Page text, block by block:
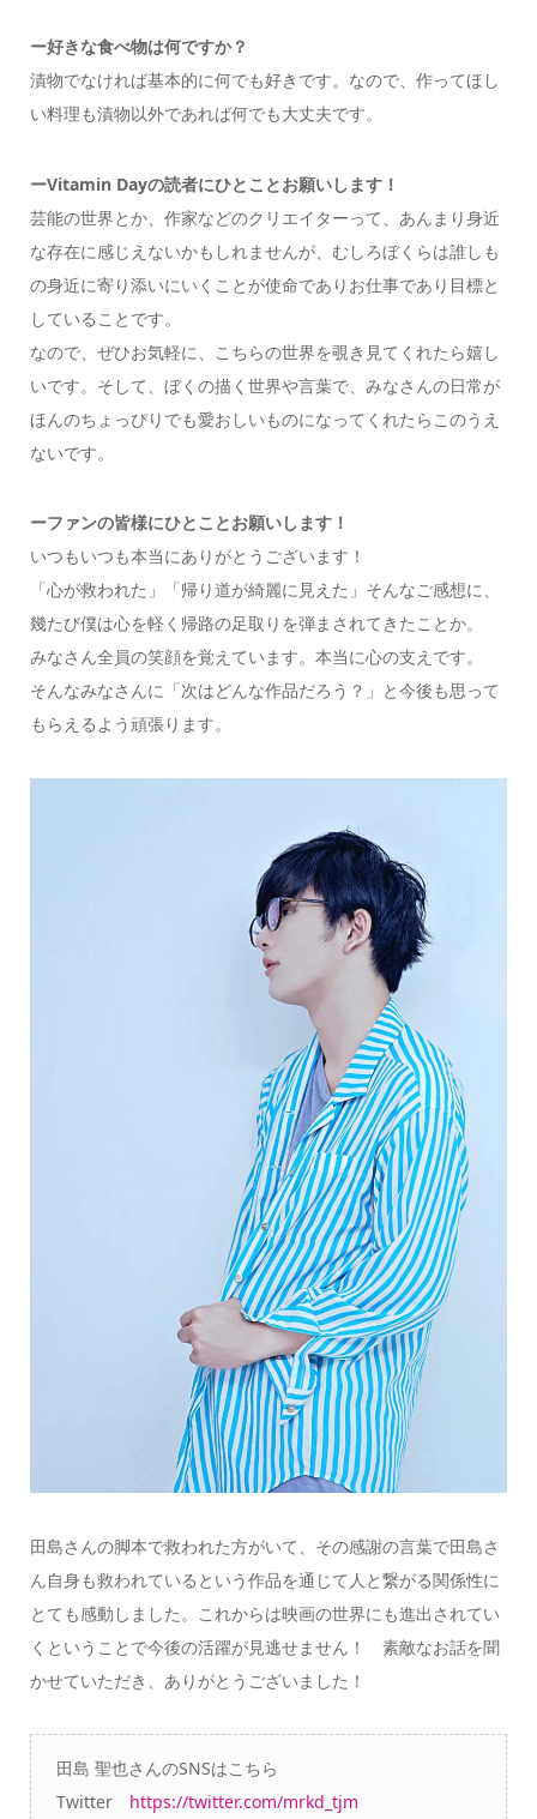
ー好きな食べ物は何ですか？
漬物でなければ基本的に何でも好きです。なので、作ってほし
い料理も漬物以外であれば何でも大丈夫です。
ーVitamin Dayの読者にひとことお願いします！
芸能の世界とか、作家などのクリエイターって、あんまり身近
な存在に感じえないかもしれませんが、むしろぼくらは誰しも
の身近に寄り添いにいくことが使命でありお仕事であり目標と
していることです。
なので、ぜひお気軽に、こちらの世界を覗き見てくれたら嬉し
いです。そして、ぼくの描く世界や言葉で、みなさんの日常が
ほんのちょっぴりでも愛おしいものになってくれたらこのうえ
ないです。
ーファンの皆様にひとことお願いします！
いつもいつも本当にありがとうございます！
「心が救われた」「帰り道が綺麗に見えた」そんなご感想に、
幾たび僕は心を軽く帰路の足取りを弾まされてきたことか。
みなさん全員の笑顔を覚えています。本当に心の支えです。
そんなみなさんに「次はどんな作品だろう？」と今後も思って
もらえるよう頑張ります。
田島さんの脚本で救われた方がいて、その感謝の言葉で田島さ
ん自身も救われているという作品を通じて人と繋がる関係性に
とても感動しました。これからは映画の世界にも進出されてい
くということで今後の活躍が見逃せません！ 素敵なお話を聞
かせていただき、ありがとうございました！
田島 聖也さんのSNSはこちら
Twitter https://twitter.com/mrkd_tjm